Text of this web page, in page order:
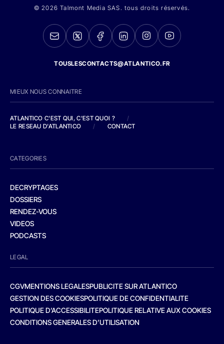
© 2026 Talmont Media SAS. tous droits réservés.
TOUSLESCONTACTS@ATLANTICO.FR
MIEUX NOUS CONNAITRE
ATLANTICO C'EST QUI, C'EST QUOI ?
/
LE RESEAU D'ATLANTICO
/ CONTACT
CATEGORIES
DECRYPTAGES
DOSSIERS
RENDEZ-VOUS
VIDEOS
PODCASTS
LEGAL
CGVMENTIONS LEGALESPUBLICITE SUR ATLANTICO
GESTION DES COOKIESPOLITIQUE DE CONFIDENTIALITE
POLITIQUE D’ACCESSIBILITEPOLITIQUE RELATIVE AUX COOKIES
CONDITIONS GENERALES D’UTILISATION